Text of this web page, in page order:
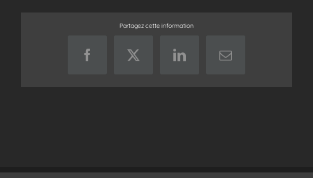
Partagez cette information
FacebookX LinkedInEmail